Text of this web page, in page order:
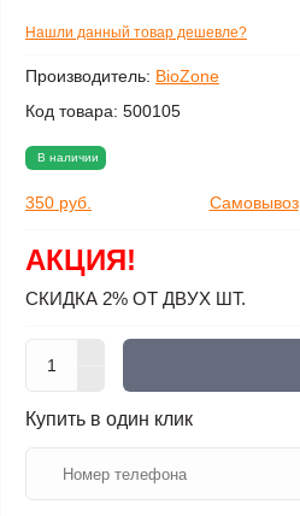
Производитель: BioZone
Код товара: 500105
В наличии
350 руб. Самовывоз
Нашли данный товар дешевле?
АКЦИЯ!
СКИДКА 2% ОТ ДВУХ ШТ.
Купить в один клик